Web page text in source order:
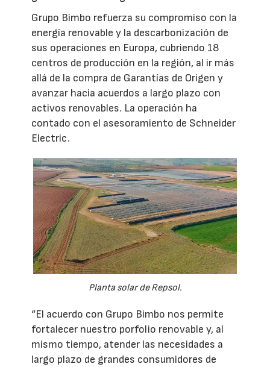
Grupo Bimbo refuerza su compromiso con la
energía renovable y la descarbonización de
sus operaciones en Europa, cubriendo 18
centros de producción en la región, al ir más
allá de la compra de Garantías de Origen y
avanzar hacia acuerdos a largo plazo con
activos renovables. La operación ha
contado con el asesoramiento de Schneider
Electric.
Planta solar de Repsol.
“El acuerdo con Grupo Bimbo nos permite
fortalecer nuestro porfolio renovable y, al
mismo tiempo, atender las necesidades a
largo plazo de grandes consumidores de